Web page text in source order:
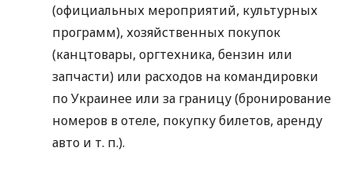
(официальных мероприятий, культурных
программ), хозяйственных покупок
(канцтовары, оргтехника, бензин или
запчасти) или расходов на командировки
по Украинее или за границу (бронирование
номеров в отеле, покупку билетов, аренду
авто и т. п.).